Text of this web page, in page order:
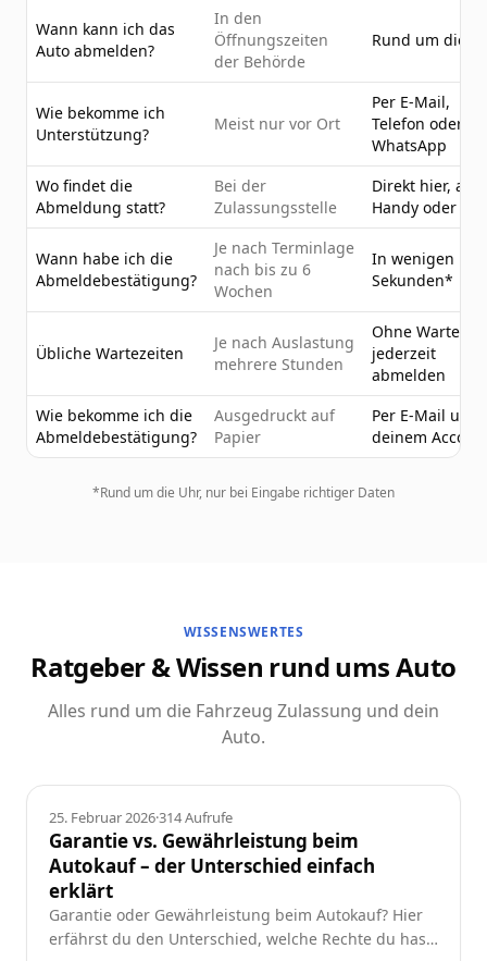
Wann kann ich das
Auto abmelden?
In den
Öffnungszeiten
der Behörde
Rund um die
Wie bekomme ich
Unterstützung?
Meist nur vor Ort
Per E-Mail,
Telefon oder
WhatsApp
Wo findet die
Abmeldung statt?
Bei der
Zulassungsstelle
Direkt hier, am
Handy oder PC
Wann habe ich die
Abmeldebestätigung?
Je nach Terminlage
nach bis zu 6
Wochen
In wenigen
Sekunden*
Übliche Wartezeiten
Je nach Auslastung
mehrere Stunden
Ohne Wartezeit
jederzeit
abmelden
Wie bekomme ich die
Abmeldebestätigung?
Ausgedruckt auf
Papier
Per E-Mail und
deinem
*Rund um die Uhr, nur bei Eingabe richtiger Daten
WISSENSWERTES
Ratgeber & Wissen rund ums Auto
Alles rund um die Fahrzeug Zulassung und dein
Auto.
Ratgeber
25. Februar 2026·314Aufrufe
Garantie vs. Gewährleistung beim
Autokauf – der Unterschied einfach
erklärt
Garantie oder Gewährleistung beim Autokauf? Hier
erfährst du den Unterschied, welche Rechte du hast